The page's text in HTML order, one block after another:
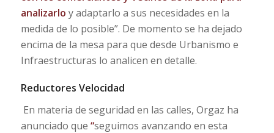
analizarlo y adaptarlo a sus necesidades en la
medida de lo posible”. De momento se ha dejado
encima de la mesa para que desde Urbanismo e
Infraestructuras lo analicen en detalle.
Reductores Velocidad
En materia de seguridad en las calles, Orgaz ha
anunciado que “seguimos avanzando en esta